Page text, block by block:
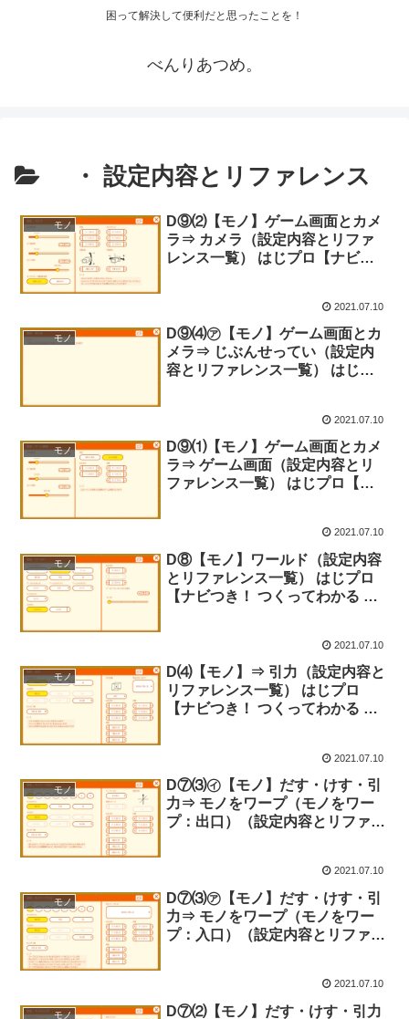
困って解決して便利だと思ったことを！
べんりあつめ。
・ 設定内容とリファレンス
モノ
D⑨⑵【モノ】ゲーム画面とカメ
ラ⇒ カメラ（設定内容とリファ
レンス一覧） はじプロ【ナビつ
2021.07.10
モノ
D⑨⑷㋐【モノ】ゲーム画面とカ
メラ⇒ じぶんせってい（設定内
容とリファレンス一覧） はじプ
2021.07.10
モノ
D⑨⑴【モノ】ゲーム画面とカメ
ラ⇒ ゲーム画面（設定内容とリ
ファレンス一覧） はじプロ【ナ
2021.07.10
モノ
D⑧【モノ】ワールド（設定内容
とリファレンス一覧） はじプロ
【ナビつき！ つくってわかる は
2021.07.10
モノ
D⑷【モノ】⇒ 引力（設定内容と
リファレンス一覧） はじプロ
【ナビつき！ つくってわかる は
2021.07.10
モノ
D⑦⑶㋑【モノ】だす・けす・引
力⇒ モノをワープ（モノをワー
プ：出口）（設定内容とリファレ
2021.07.10
モノ
D⑦⑶㋐【モノ】だす・けす・引
力⇒ モノをワープ（モノをワー
プ：入口）（設定内容とリファレ
2021.07.10
モノ
D⑦⑵【モノ】だす・けす・引力